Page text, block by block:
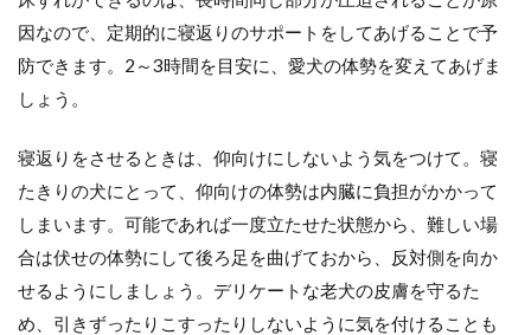
因なので、定期的に寝返りのサポートをしてあげることで予
防できます。2～3時間を目安に、愛犬の体勢を変えてあげま
しょう。
寝返りをさせるときは、仰向けにしないよう気をつけて。寝
たきりの犬にとって、仰向けの体勢は内臓に負担がかかって
しまいます。可能であれば一度立たせた状態から、難しい場
合は伏せの体勢にして後ろ足を曲げておから、反対側を向か
せるようにしましょう。デリケートな老犬の皮膚を守るた
め、引きずったりこすったりしないように気を付けることも